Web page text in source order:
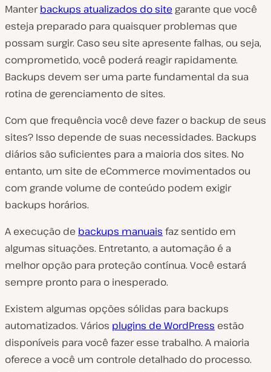
Manterbackups atualizados do site garante que você
esteja preparado para quaisquer problemas que
possam surgir. Caso seu site apresente falhas, ou seja,
comprometido, você poderá reagir rapidamente.
Backups devem ser uma parte fundamental da sua
rotina de gerenciamento de sites.
Com que frequência você deve fazer o backup de seus
sites? Isso depende de suas necessidades. Backups
diários são suficientes para a maioria dos sites. No
entanto, um site de eCommerce movimentados ou
com grande volume de conteúdo podem exigir
backups horários.
A execução de backups manuais faz sentido em
algumas situações. Entretanto, a automação é a
melhor opção para proteção contínua. Você estará
sempre pronto para o inesperado.
Existem algumas opções sólidas para backups
automatizados. Vários plugins de WordPress estão
disponíveis para você fazer esse trabalho. A maioria
oferece a você um controle detalhado do processo.